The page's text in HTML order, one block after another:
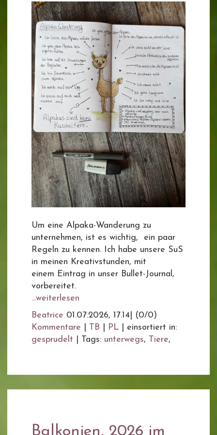
Um eine Alpaka-Wanderung zu
unternehmen, ist es wichtig, ein paar
Regeln zu kennen. Ich habe unsere SuS
in meinen Kreativstunden, mit
einem Eintrag in unser Bullet-Journal,
vorbereitet.
...weiterlesen
Beatrice 01.07.2026, 17.14
(0/0)
Kommentare
TB PL
einsortiert in:
gesprudelt
Tags: unterwegs, Tiere,
Balkonien, 2026 im